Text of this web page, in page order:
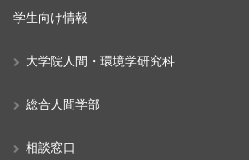
学生向け情報
大学院人間・環境学研究科
総合人間学部
相談窓口